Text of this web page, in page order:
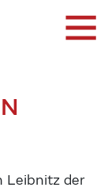
Leibnitz der